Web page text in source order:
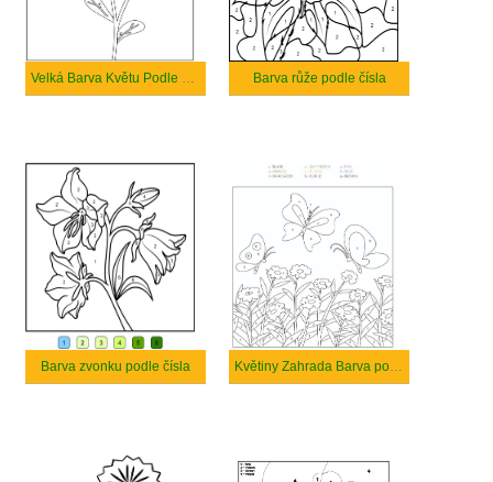
Velká Barva Květu Podle čísla Barva růže podle čísla
Barva zvonku podle čísla Květiny Zahrada Barva podle čísla